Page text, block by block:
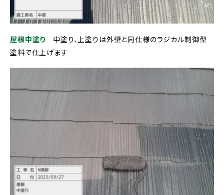
屋根中塗り 中塗り、上塗りは外壁と同仕様のラジカル制御型
塗料で仕上げます